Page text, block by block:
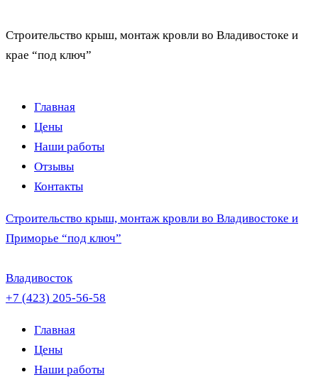
Строительство крыш, монтаж кровли во Владивостоке и
крае “под ключ”
Главная
Цены
Наши работы
Отзывы
Контакты
Строительство крыш, монтаж кровли во Владивостоке и
Приморье “под ключ”
Владивосток
+7 (423) 205-56-58
Главная
Цены
Наши работы